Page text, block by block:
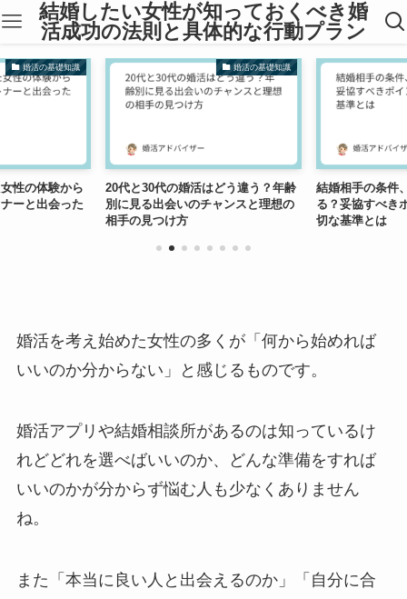
結婚したい女性が知っておくべき婚
活成功の法則と具体的な行動プラン
婚活の基礎知識
性の体験から
ーと出会った
婚活の基礎知識
20代と30代の婚活はどう違う？年齢
別に見る出会いのチャンスと理想の
相手の見つけ方
結婚相手の条件
る？妥協すべき
切な基準とは
婚活を考え始めた女性の多くが「何から始めれば
いいのか分からない」と感じるものです。
婚活アプリや結婚相談所があるのは知っているけ
れどどれを選べばいいのか、どんな準備をすれば
いいのかが分からず悩む人も少なくありません
ね。
また「本当に良い人と出会えるのか」「自分に合